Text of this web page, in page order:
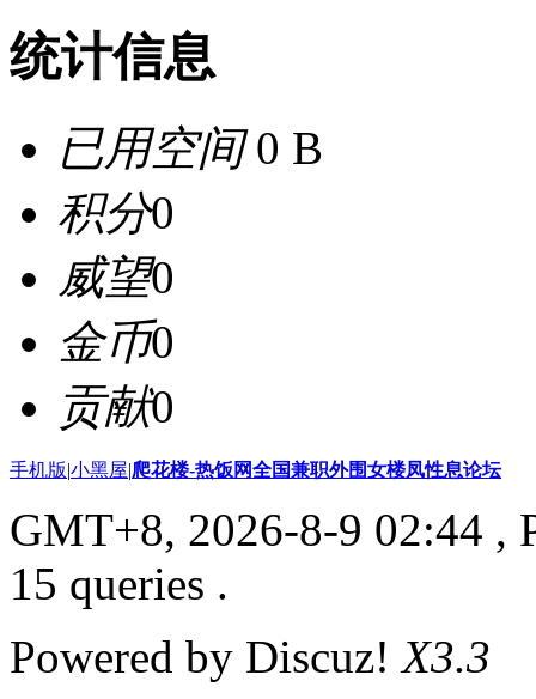
统计信息
已用空间0 B
积分0
威望0
金币0
贡献0
手机版|小黑屋|爬花楼-热饭网全国兼职外围女楼凤性息论坛
GMT+8, 2026-8-9 02:44 ,
15 queries .
Powered by Discuz!X3.3